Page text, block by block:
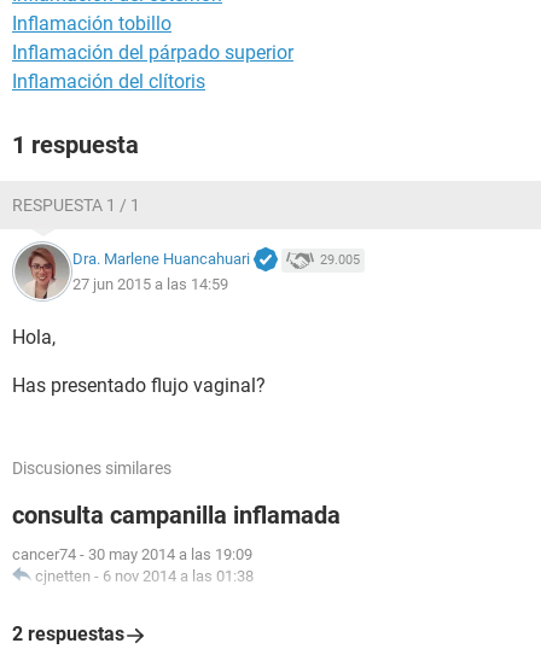
Inflamación tobillo
Inflamación del párpado superior
Inflamación del clítoris
1 respuesta
RESPUESTA 1 / 1
Dra. Marlene Huancahuari 29.005
27 jun 2015 a las 14:59
Hola,
Has presentado flujo vaginal?
Discusiones similares
consulta campanilla inflamada
cancer74 - 30 may 2014 a las 19:09
cjnetten - 6 nov 2014 a las 01:38
2 respuestas